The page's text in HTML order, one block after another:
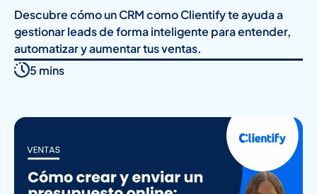
Descubre cómo un CRM como Clientify te ayuda a
gestionar leads de forma inteligente para entender,
automatizar y aumentar tus ventas.
5 mins